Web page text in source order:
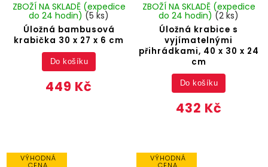
Úložná bambusová
krabička 30 x 27 x 6 cm
ZBOŽÍ NA SKLADĚ (expedice
do 24 hodin) (5 ks)
449 Kč
Do košíku
Úložná krabice s
vyjímatelnými
přihrádkami, 40 x 30 x 24
cm
ZBOŽÍ NA SKLADĚ (expedice
do 24 hodin) (2 ks)
432 Kč
Do košíku
VÝHODNÁ
CENA
VÝHODNÁ
CENA